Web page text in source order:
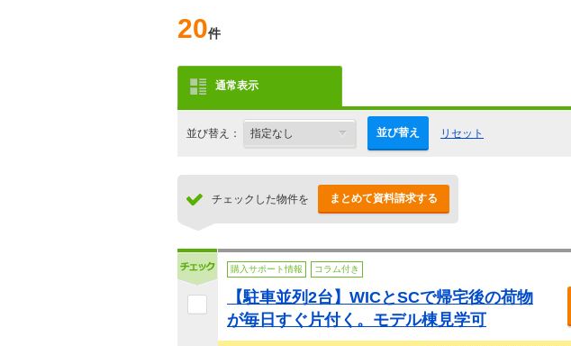
20件
通常表示
並び替え： 並び替え リセット
チェックした物件を まとめて資料請求する
購入サポート情報 コラム付き
【駐車並列2台】WICとSCで帰宅後の荷物
が毎日すぐ片付く。モデル棟見学可